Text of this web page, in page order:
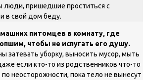
люди, пришедшие проститься с
в свой дом беду.
питомцев в комнату, где
чтобы не испугать его душу.
затевать уборку, выносить мусор, мыть
если кто-то из родственников что-то
неосторожности, пока тело не вынесут